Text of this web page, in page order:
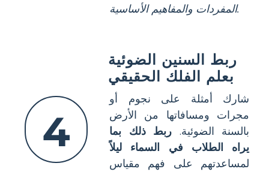
المفردات والمفاهيم الأساسية.
4
ربط السنين الضوئية
بعلم الفلك الحقيقي
شارك أمثلة على نجوم أو
مجرات ومسافاتها من الأرض
بالسنة الضوئية. ربط ذلك بما
يراه الطلاب في السماء ليلاً
لمساعدتهم على فهم مقياس